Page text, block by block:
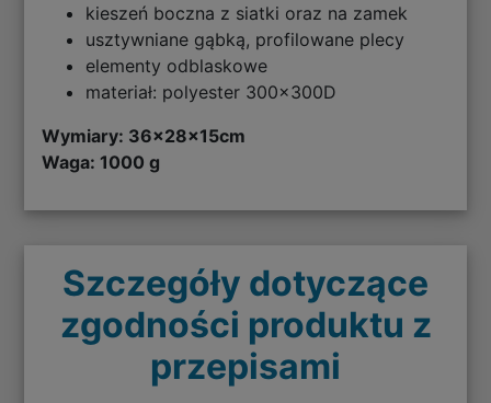
kieszeń boczna z siatki oraz na zamek
usztywniane gąbką, profilowane plecy
elementy odblaskowe
materiał: polyester 300x300D
Wymiary: 36x28x15cm
Waga: 1000 g
Szczegóły dotyczące
zgodności produktu z
przepisami